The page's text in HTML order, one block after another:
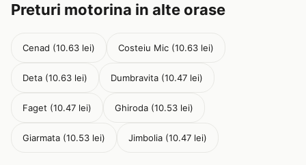
Preturi motorina in alte orase
Cenad (10.63 lei) Costeiu Mic (10.63 lei)
Deta (10.63 lei) Dumbravita (10.47 lei)
Faget (10.47 lei) Ghiroda (10.53 lei)
Giarmata (10.53 lei) Jimbolia (10.47 lei)